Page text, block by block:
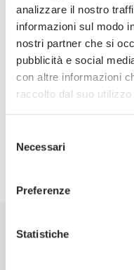
analizzare il nostro
informazioni sul modo
nostri partner che si
pubblicità e social
con altre informazioni
raccolto dal suo
delNecessari
Preferenze
Statistiche
Unieuro
Italia